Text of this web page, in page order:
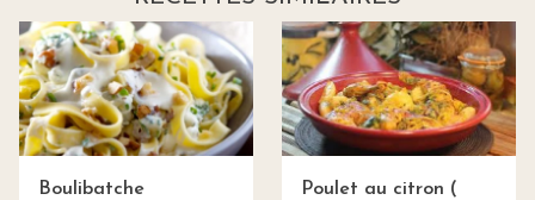
Boulibatche
Poulet au citron (